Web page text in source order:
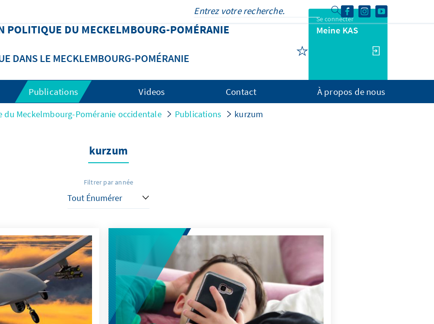
POLITIQUE DU MECKELMBOURG-POMÉRANIE
DANS LE MECKLEMBOURG-POMÉRANIE
Se connecter
Meine KAS
Publications Videos Contact À propos de nous
Meckelmbourg-Poméranie occidentale Publications kurzum
kurzum
Filtrer par année